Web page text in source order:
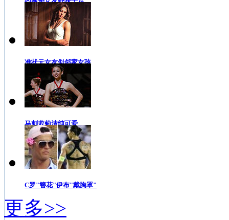
准状元女友似邻家女孩
马刺萝莉清纯可爱
C罗"簪花"伊布"戴胸罩"
更多>>